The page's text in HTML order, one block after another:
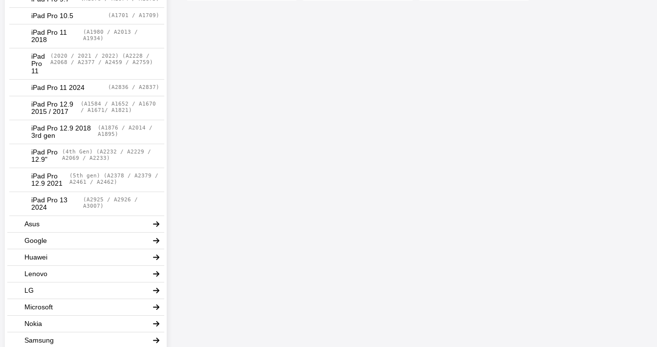
iPad Pro 10.5 (A1701 / A1709)
iPad Pro 11
2018
(A1980 / A2013 /
A1934)
iPad
Pro
11
(2020 / 2021 / 2022) (A2228 /
A2068 / A2377 / A2459 / A2759)
iPad Pro 11 2024 (A2836 / A2837)
iPad Pro 12.9
2015 / 2017
(A1584 / A1652 / A1670
/ A1671/ A1821)
iPad Pro 12.9 2018
3rd gen
(A1876 / A2014 /
A1895)
iPad Pro
12.9"
(4th Gen) (A2232 / A2229 /
A2069 / A2233)
iPad Pro
12.9 2021
(5th gen) (A2378 / A2379 /
A2461 / A2462)
iPad Pro 13
2024
(A2925 / A2926 /
A3007)
Asus
Google
Huawei
Lenovo
LG
Microsoft
Nokia
Samsung